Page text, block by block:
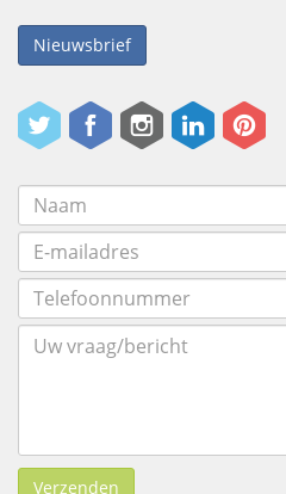
Nieuwsbrief
Verzenden